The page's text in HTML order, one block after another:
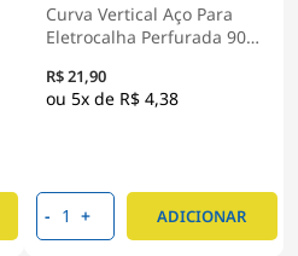
Curva Vertical Aço Para
Eletrocalha Perfurada 90G
Zincado
R$ 21,90
5x de R$ 4,38
- + ADICIONAR